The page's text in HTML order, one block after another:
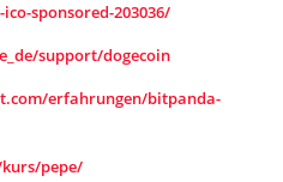
sponsored-203036/
support/dogecoin
erfahrungen/bitpanda-
pepe/